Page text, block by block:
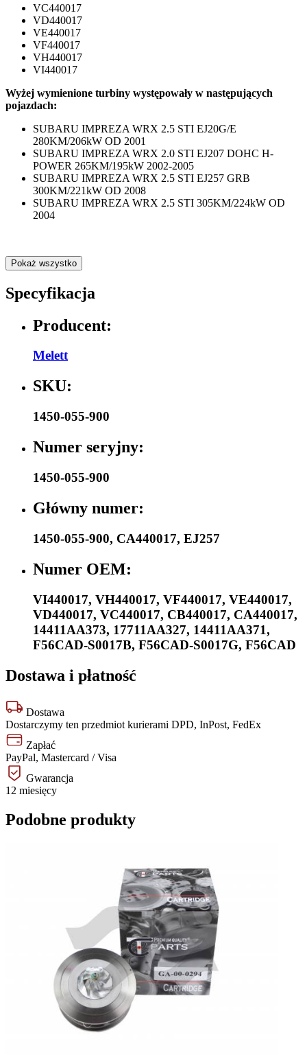
VC440017
VD440017
VE440017
VF440017
VH440017
VI440017
Wyżej wymienione turbiny występowały w następujących
pojazdach:
SUBARU IMPREZA WRX 2.5 STI EJ20G/E
280KM/206kW OD 2001
SUBARU IMPREZA WRX 2.0 STI EJ207 DOHC H-
POWER 265KM/195kW 2002-2005
SUBARU IMPREZA WRX 2.5 STI EJ257 GRB
300KM/221kW OD 2008
SUBARU IMPREZA WRX 2.5 STI 305KM/224kW OD
2004
Pokaż wszystko
Specyfikacja
Producent:
Melett
SKU:
1450-055-900
Numer seryjny:
1450-055-900
Główny numer:
1450-055-900, CA440017, EJ257
Numer OEM:
VI440017, VH440017, VF440017, VE440017,
VD440017, VC440017, CB440017, CA440017,
14411AA373, 17711AA327, 14411AA371,
F56CAD-S0017B, F56CAD-S0017G, F56CAD
Dostawa i płatność
Dostawa
Dostarczymy ten przedmiot kurierami DPD, InPost, FedEx
Zapłać
PayPal, Mastercard / Visa
Gwarancja
12 miesięcy
Podobne produkty